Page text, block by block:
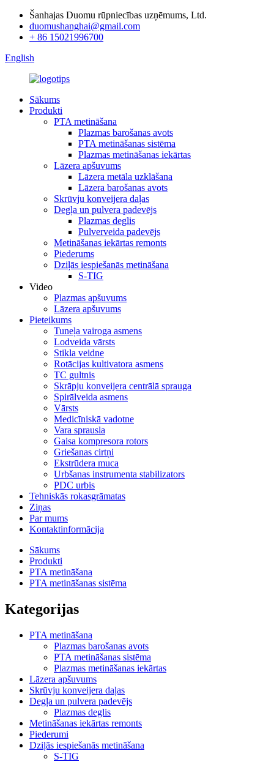
Šanhajas Duomu rūpniecības uzņēmums, Ltd.
duomushanghai@gmail.com
+ 86 15021996700
English
Sākums
Produkti
PTA metināšana
Plazmas barošanas avots
PTA metināšanas sistēma
Plazmas metināšanas iekārtas
Lāzera apšuvums
Lāzera metāla uzklāšana
Lāzera barošanas avots
Skrūvju konveijera daļas
Degļa un pulvera padevējs
Plazmas deglis
Pulverveida padevējs
Metināšanas iekārtas remonts
Piederums
Dziļās iespiešanās metināšana
S-TIG
Video
Plazmas apšuvums
Lāzera apšuvums
Pieteikums
Tuneļa vairoga asmens
Lodveida vārsts
Stikla veidne
Rotācijas kultivatora asmens
TC gultnis
Skrāpju konveijera centrālā sprauga
Spirālveida asmens
Vārsts
Medicīniskā vadotne
Vara sprausla
Gaisa kompresora rotors
Griešanas cirtņi
Ekstrūdera muca
Urbšanas instrumenta stabilizators
PDC urbis
Tehniskās rokasgrāmatas
Ziņas
Par mums
Kontaktinformācija
Sākums
Produkti
PTA metināšana
PTA metināšanas sistēma
Kategorijas
PTA metināšana
Plazmas barošanas avots
PTA metināšanas sistēma
Plazmas metināšanas iekārtas
Lāzera apšuvums
Skrūvju konveijera daļas
Degļa un pulvera padevējs
Plazmas deglis
Metināšanas iekārtas remonts
Piederumi
Dziļās iespiešanās metināšana
S-TIG